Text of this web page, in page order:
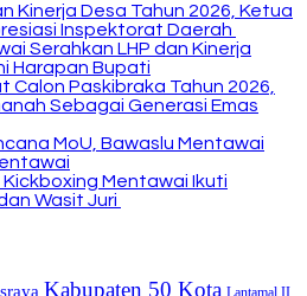
Kinerja Desa Tahun 2026, Ketua
Inspektorat Daerah
Serahkan LHP dan Kinerja
Harapan Bupati
Calon Paskibraka Tahun 2026,
Sebagai Generasi Emas
MoU, Bawaslu Mentawai
Mentawai Ikuti
Wasit Juri
Kabupaten 50 Kota Lantamal II